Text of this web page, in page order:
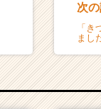
次
「
まし